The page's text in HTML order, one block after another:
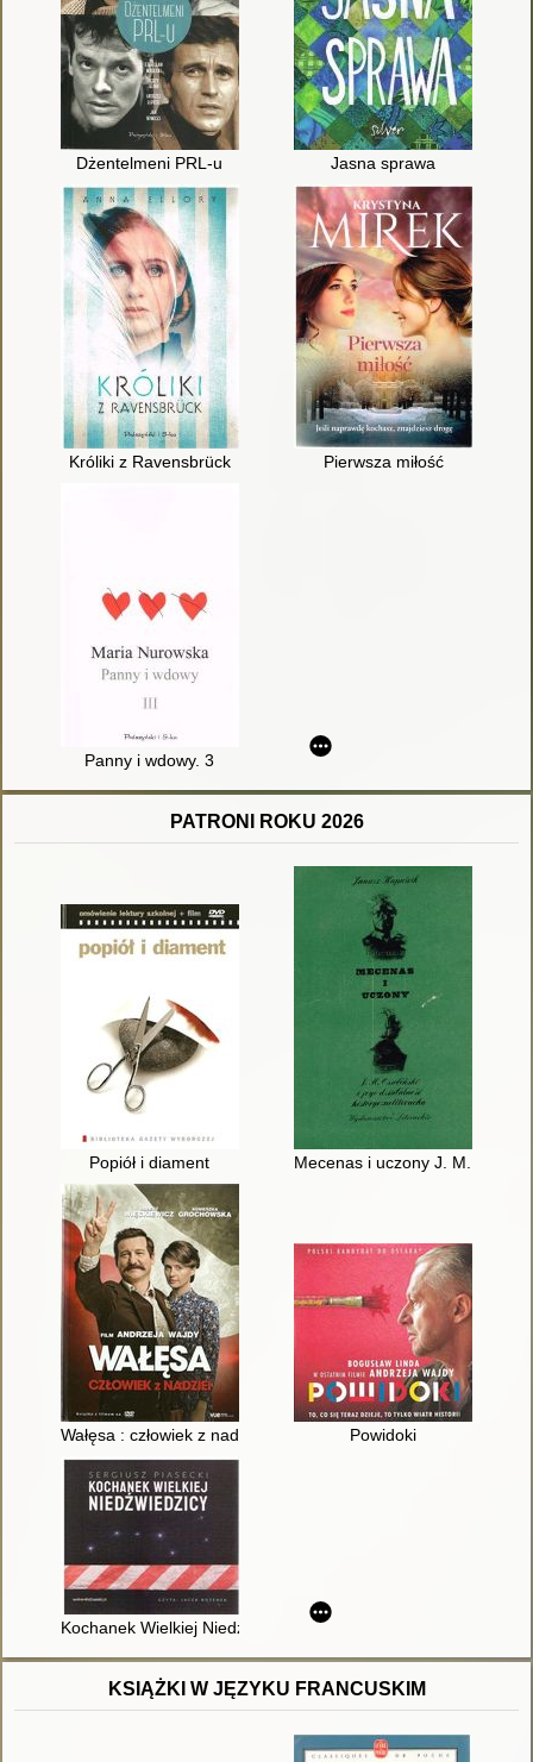
Dżentelmeni PRL-u Jasna sprawa
Króliki z Ravensbrück Pierwsza miłość
Panny i wdowy. 3
PATRONI ROKU 2026
Popiół i diament Mecenas i uczony J. M.
Wałęsa : człowiek z nadziei Powidoki
Kochanek Wielkiej Niedźwiedzicy
KSIĄŻKI W JĘZYKU FRANCUSKIM